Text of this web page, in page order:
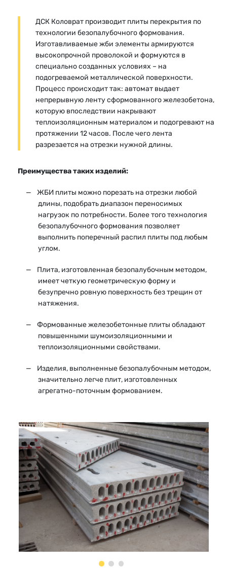
ДСК Коловрат производит плиты перекрытия по
технологии безопалубочного формования.
Изготавливаемые жби элементы армируются
высокопрочной проволокой и формуются в
специально созданных условиях – на
подогреваемой металлической поверхности.
Процесс происходит так: автомат выдает
непрерывную ленту сформованного железобетона,
которую впоследствии накрывают
теплоизоляционным материалом и подогревают на
протяжении 12 часов. После чего лента
разрезается на отрезки нужной длины.
Преимущества таких изделий:
ЖБИ плиты можно порезать на отрезки любой
длины, подобрать диапазон переносимых
нагрузок по потребности. Более того технология
безопалубочного формования позволяет
выполнить поперечный распил плиты под любым
углом.
Плита, изготовленная безопалубочным методом,
имеет четкую геометрическую форму и
безупречно ровную поверхность без трещин от
натяжения.
Формованные железобетонные плиты обладают
повышенными шумоизоляционными и
теплоизоляционными свойствами.
Изделия, выполненные безопалубочным методом,
значительно легче плит, изготовленных
агрегатно-поточным формованием.